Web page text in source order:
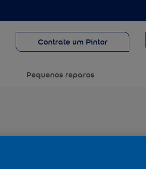
Contrate um Pintor
Pequenos reparos